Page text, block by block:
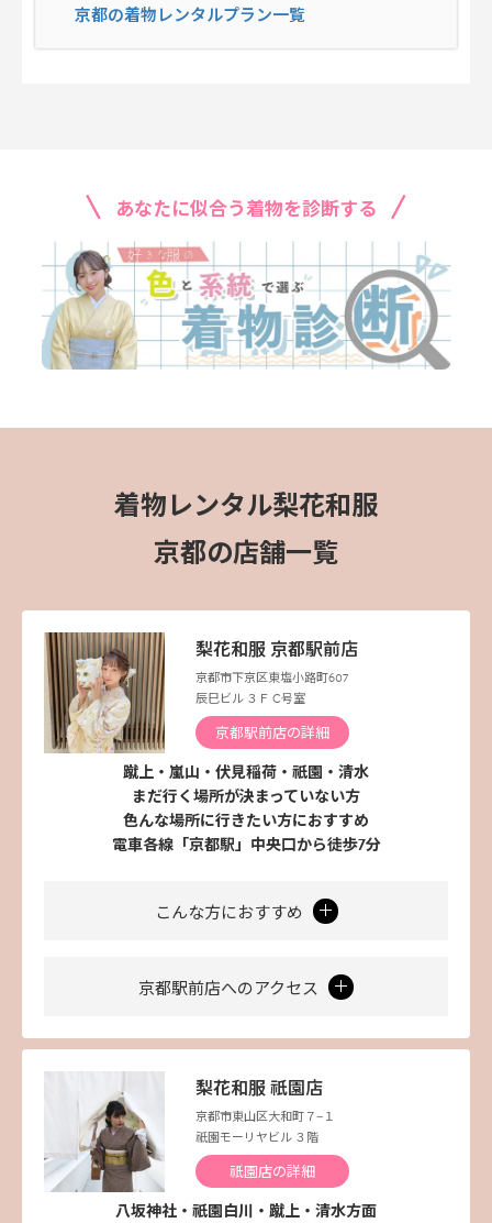
京都の着物レンタルプラン一覧
あなたに似合う着物を診断する
着物レンタル梨花和服
京都の店舗一覧
梨花和服 京都駅前店
京都市下京区東塩小路町607
辰巳ビル ３Ｆ C号室
京都駅前店の詳細
蹴上・嵐山・伏見稲荷・祇園・清水
まだ行く場所が決まっていない方
色んな場所に行きたい方におすすめ
電車各線「京都駅」中央口から徒歩7分
こんな方におすすめ
京都駅前店へのアクセス
梨花和服 祇園店
京都市東山区大和町７−１
祇園モーリヤビル ３階
祇園店の詳細
八坂神社・祇園白川・蹴上・清水方面